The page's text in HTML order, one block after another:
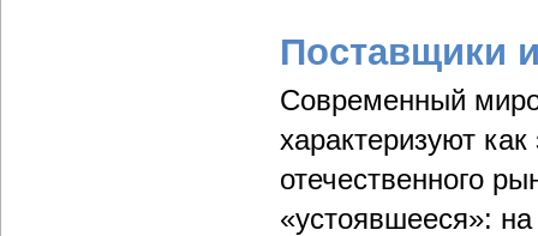
Поставщики
Современный
характеризуют
отечественного
«устоявшееся»: